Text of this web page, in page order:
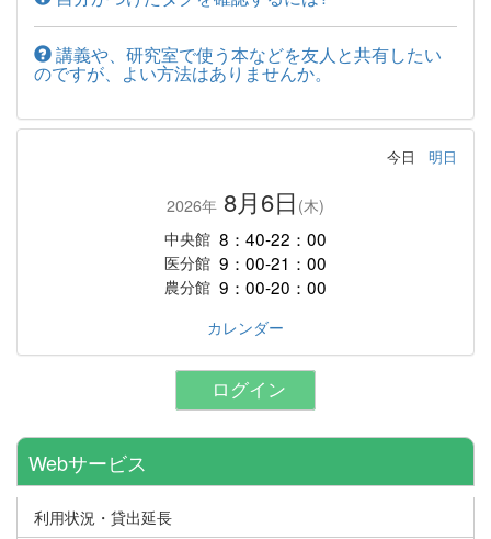
講義や、研究室で使う本などを友人と共有したい
のですが、よい方法はありませんか。
今日 明日
2026年 8月6日 (木)
中央館 8：40-22：00
医分館 9：00-21：00
農分館 9：00-20：00
カレンダー
ログイン
Webサービス
利用状況・貸出延長